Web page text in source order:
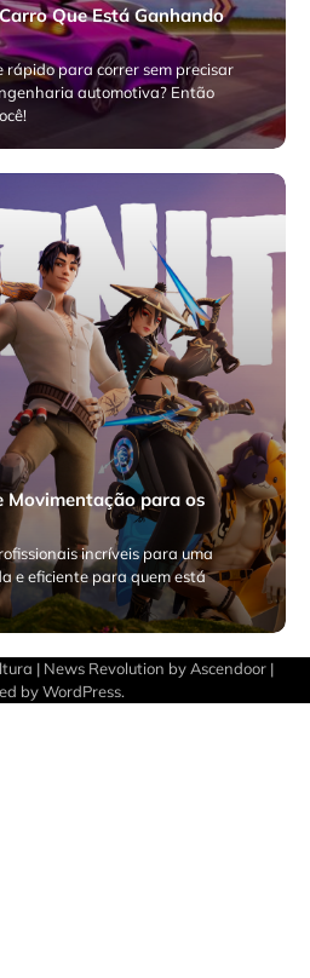
Que Está Ganhando
rápido para correr sem precisar
automotiva? Então
Movimentação para os
incríveis para uma
e eficiente para quem está
| News Revolution by Ascendoor |
byWordPress.